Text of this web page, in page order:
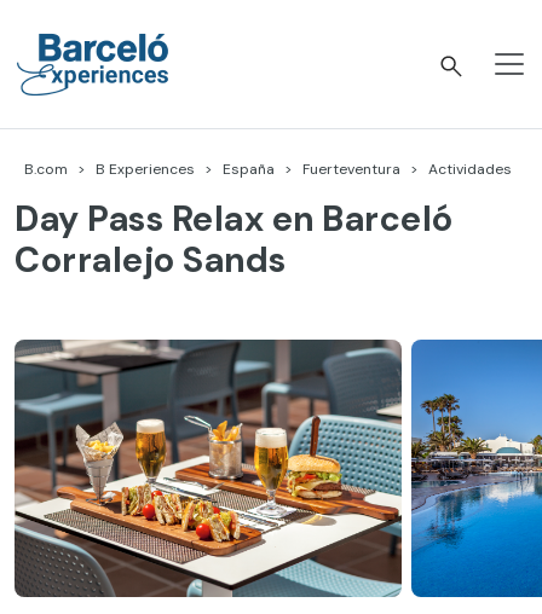
content
B.com B Experiences España Fuerteventura Actividades
Day Pass Relax en Barceló
Corralejo Sands